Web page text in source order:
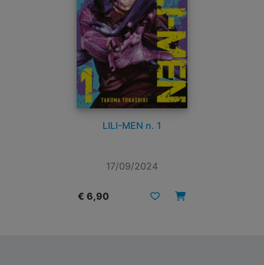
LILI-MEN n. 1
17/09/2024
€ 6,90